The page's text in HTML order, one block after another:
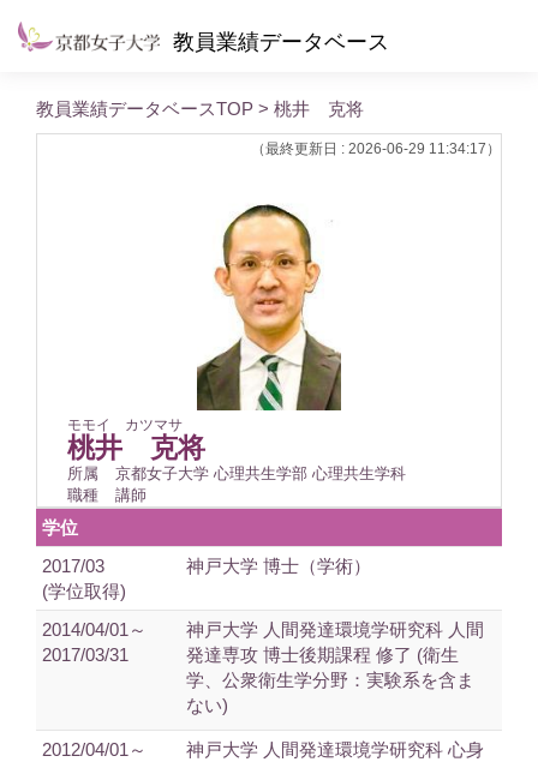
教員業績データベース
教員業績データベースTOP > 桃井 克将
（最終更新日 : 2026-06-29 11:34:17）
モモイ カツマサ
桃井 克将
所属
京都女子大学 心理共生学部 心理共生学科
職種
講師
学位
2017/03
(学位取得)
神戸大学 博士（学術）
2014/04/01～
2017/03/31
神戸大学 人間発達環境学研究科 人間
発達専攻 博士後期課程 修了 (衛生
学、公衆衛生学分野：実験系を含ま
ない)
2012/04/01～
神戸大学 人間発達環境学研究科 心身